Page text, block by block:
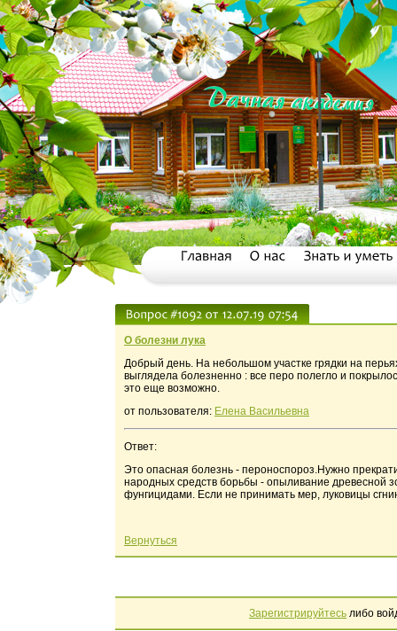
О болезни лука
Добрый день. На небольшом участке грядки на
выглядела болезненно : все перо полегло и
это еще возможно.
от пользователя: Елена Васильевна
Ответ:
Это опасная болезнь - пероноспороз.Нужно
народных средств борьбы - опыливание древесной
фунгицидами. Если не принимать мер, луковицы
Вернуться
Зарегистрируйтесь либо